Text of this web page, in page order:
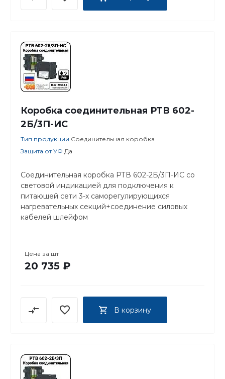
Коробка соединительная РТВ 602-
2Б/3П-ИС
Тип продукции Соединительная коробка
Защита от УФ Да
Соединительная коробка РТВ 602-2Б/3П-ИС со
световой индикацией для подключения к
питающей сети 3-х саморегулирующихся
нагревательных секций+соединение силовых
кабелей шлейфом
Цена за шт
20 735 ₽
В корзину